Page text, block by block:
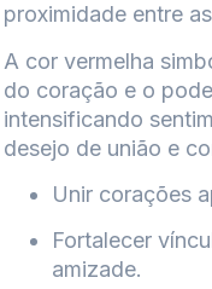
proximidade entre
A cor vermelha
do coração e o
intensificando
desejo de união e
Unir corações
Fortalecer
amizade.